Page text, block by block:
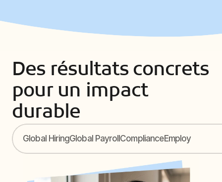
Des résultats concrets
pour un impact
durable
Global HiringGlobal Payroll ComplianceEmployee